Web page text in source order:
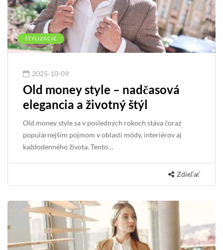
ŠTYLIZÁCIE
2025-10-09
Old money style – nadčasová
elegancia a životný štýl
Old money style sa v posledných rokoch stáva čoraz
populárnejším pojmom v oblasti módy, interiérov aj
každodenného života. Tento…
Zdieľať